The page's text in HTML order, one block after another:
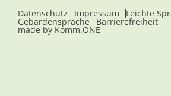
Datenschutz
Impressum Leichte
Gebärdensprache Barrierefreiheit
made by Komm.ONE